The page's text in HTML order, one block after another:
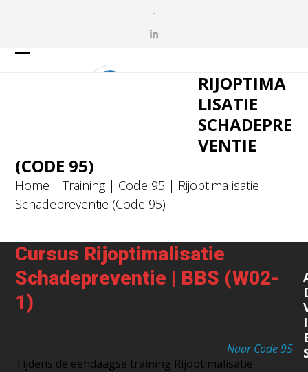
LinkedIn
RIJOPTIMA
LISATIE
SCHADEPRE
VENTIE
(CODE 95)
Home |Training| Code 95 | Rijoptimalisatie
Schadepreventie (Code 95)
Cursus Rijoptimalisatie
Schadepreventie | BBS (W02-
1)
Naar Code 95
Tijdens de eendaagse training Rijoptimalisatie
I